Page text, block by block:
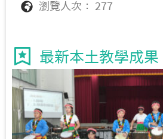
瀏覽人次： 277
最新本土教學成果